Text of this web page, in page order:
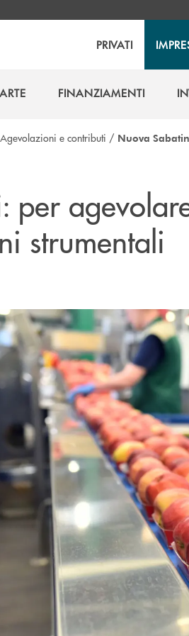
PRIVATI
FINANZIAMENTI
Agevolazioni e contributi / Nuova
: per
strumentali